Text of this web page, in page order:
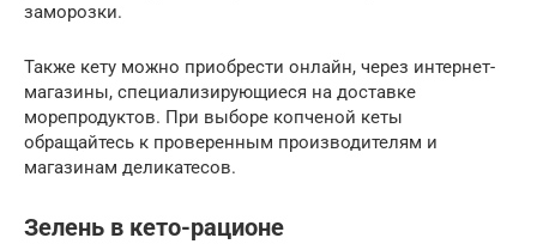
заморозки.
Также кету можно приобрести онлайн, через интернет-
магазины, специализирующиеся на доставке
морепродуктов. При выборе копченой кеты
обращайтесь к проверенным производителям и
магазинам деликатесов.
Зелень в кето-рационе